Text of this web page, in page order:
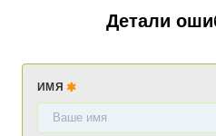
Детали
ИМЯ